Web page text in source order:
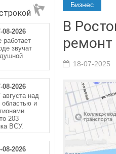
В Чеховской
В Ростове
Среди детей,
Бизнес
В
18-07-2025
08-2026
работает
звучат
08-2026
над
областью и
203
ВСУ.
08-2026